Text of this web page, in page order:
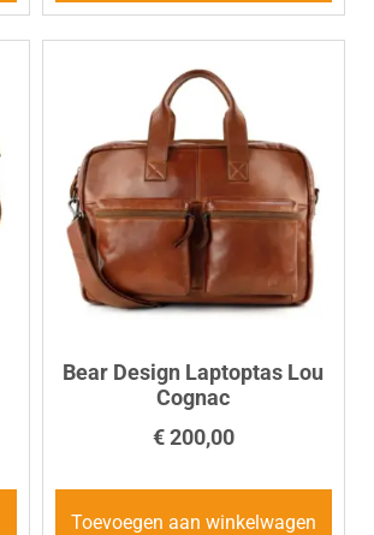
Bear Design Laptoptas Lou
Cognac
€200,00
Toevoegen aan winkelwagen